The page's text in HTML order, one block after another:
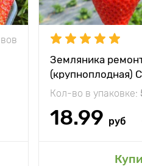
Земляника
(крупноплодная)
Кол-во в упаковке:
18.99 руб